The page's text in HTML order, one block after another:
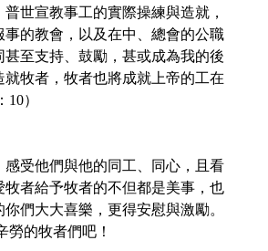
世宣教事工的實際操練與造就，
的教會，以及在中、總會的公職
至支持、鼓勵，甚或成為我的後
牧者，牧者也將成就上帝的工在
）
受他們與他的同工、同心，且看
者給予牧者的不但都是美事，也
們大大喜樂，更得安慰與激勵。
的牧者們吧！